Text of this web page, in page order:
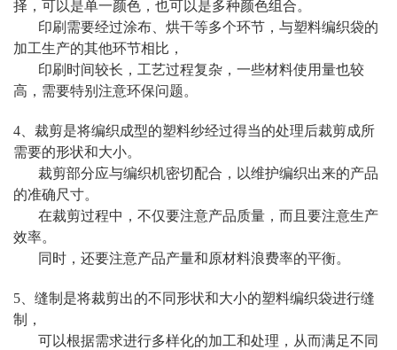
择，可以是单一颜色，也可以是多种颜色组合。
印刷需要经过涂布、烘干等多个环节，与塑料编织袋的
加工生产的其他环节相比，
印刷时间较长，工艺过程复杂，一些材料使用量也较
高，需要特别注意环保问题。
4、裁剪是将编织成型的塑料纱经过得当的处理后裁剪成所
需要的形状和大小。
裁剪部分应与编织机密切配合，以维护编织出来的产品
的准确尺寸。
在裁剪过程中，不仅要注意产品质量，而且要注意生产
效率。
同时，还要注意产品产量和原材料浪费率的平衡。
5、缝制是将裁剪出的不同形状和大小的塑料编织袋进行缝
制，
可以根据需求进行多样化的加工和处理，从而满足不同